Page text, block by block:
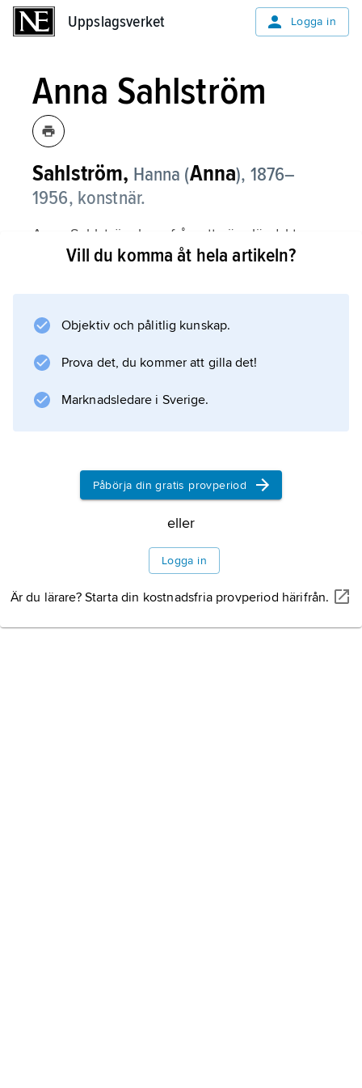
Uppslagsverket Logga in
Anna Sahlström
Sahlström, Hanna (Anna), 1876–
1956, konstnär.
Anna Sahlström kom från ett värmländskt
bondehem, som nu är museum. Brodern
konsthantverkare. Hans vän Carl Wilhelmson
modell på flera av hans tavlor. Uppmuntrad av
grafiker. Hon är främst känd
Information om artikeln
Vill du komma åt hela artikeln?
Objektiv och pålitlig kunskap.
Prova det, du kommer att gilla det!
Marknadsledare i Sverige.
Påbörja din gratis provperiod
eller
Logga in
Är du lärare? Starta din kostnadsfria provperiod härifrån.